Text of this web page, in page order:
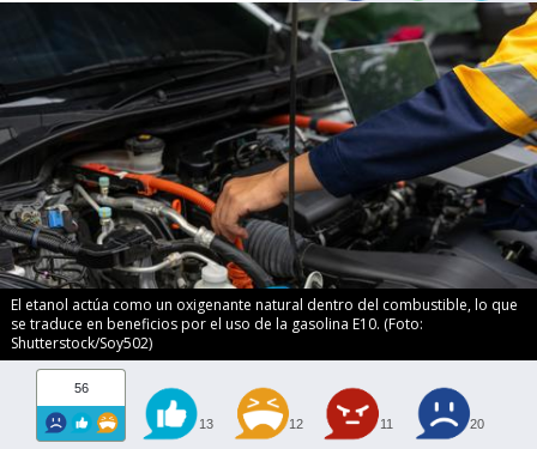
El etanol actúa como un oxigenante natural dentro del combustible, lo que
se traduce en beneficios por el uso de la gasolina E10. (Foto:
Shutterstock/Soy502)
56
13 12 11 20